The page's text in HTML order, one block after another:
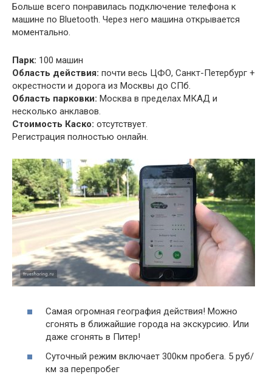
Больше всего понравилась подключение телефона к
машине по Bluetooth. Через него машина открывается
моментально.
Парк: 100 машин
Область действия: почти весь ЦФО, Санкт-Петербург +
окрестности и дорога из Москвы до СПб.
Область парковки: Москва в пределах МКАД и
несколько анклавов.
Стоимость Каско: отсутствует.
Регистрация полностью онлайн.
Самая огромная география действия! Можно
сгонять в ближайшие города на экскурсию. Или
даже сгонять в Питер!
Суточный режим включает 300км пробега. 5 руб/
км за перепробег